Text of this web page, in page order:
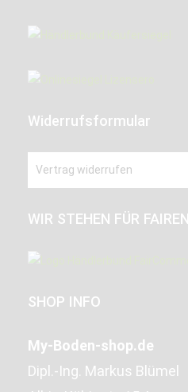
Widerrufsformular
Vertrag widerrufen
WIR STEHEN FÜR
SHOP INFO
My-Boden-shop.de
Dipl.-Ing. Markus Blümel